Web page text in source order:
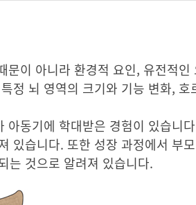
문이 아니라 환경적 요인, 유전적
정 뇌 영역의 크기와 기능 변화,
아동기에 학대받은 경험이 있습니
있습니다. 또한 성장 과정에서 부
는 것으로 알려져 있습니다.